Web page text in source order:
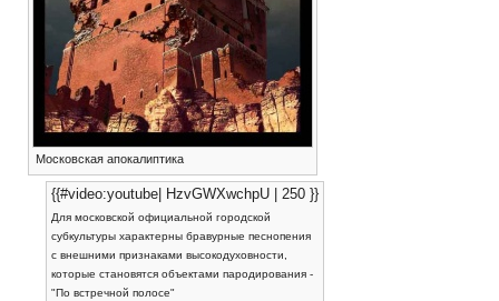
Московская апокалиптика
{{#video:youtube| HzvGWXwchpU | 250 }}
Для московской официальной городской
субкультуры характерны бравурные песнопения
с внешними признаками высокодуховности,
которые становятся объектами пародирования -
"По встречной полосе"